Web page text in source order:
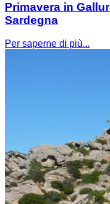
Primavera in
Sardegna
Per saperne di più...